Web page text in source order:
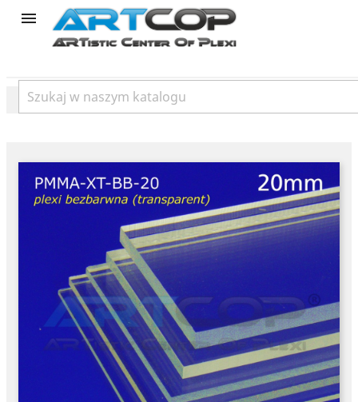
product
